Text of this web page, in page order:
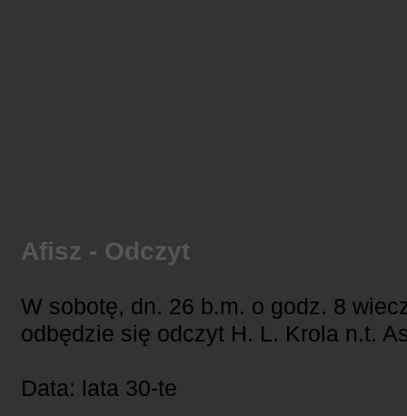
Afisz - Odczyt
W sobotę, dn. 26 b.m. o godz. 8
odbędzie się odczyt H. L. Krola n.t.
Data: lata 30-te